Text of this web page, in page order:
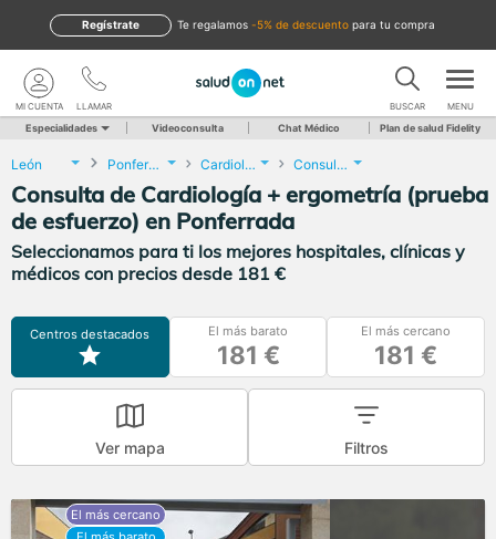
te regalamos -5% de descuento para tu compra
Regístrate
LLAMAR
MI CUENTA BUSCAR MENU
Especialidades Videoconsulta Chat Médico Plan de salud Fidelity
León Ponferrada Cardiología Consulta de Cardiología + ergometría (prueba de esfuerzo)
Consulta de Cardiología + ergometría (prueba
de esfuerzo) en Ponferrada
Seleccionamos para ti los mejores hospitales, clínicas y
médicos con precios desde 181 €
Centros destacados El más barato
181 €
El más cercano
181 €
Ver mapa Filtros